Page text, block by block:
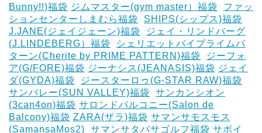
Bunny!!)福袋 ジムマスター(gym master）福袋
ファッ
ションセンターしまむら福袋
SHIPS(シップス)福袋
J.JANE(ジェイジェーン)福袋
ジェイ・リンドバーグ
(J.LINDEBERG）福袋
シェリエットバイプライムパ
ターン(Cherite by PRIME PATTERN)福袋
ジーフォ
ア(G/FORE)福袋 ジーナシス(JEANASIS)福袋 ジェイ
ダ(GYDA)福袋
ジースターロゥ(G-STAR RAW)福袋
サンバレー(SUN VALLEY)福袋
サンカンシオン
(3can4on)福袋 サロンドバルコニー(Salon de
Balcony)福袋 ZARA(ザラ)福袋 サマンサモスモス
(SamansaMos2)
サマンサタバサゴルフ福袋 サボイ